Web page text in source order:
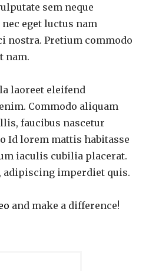
sem neque
eget luctus nam
nostra. Pretium commodo
nam.
laoreet eleifend
Commodo aliquam
faucibus nascetur
Id lorem mattis habitasse
iaculis cubilia placerat.
adipiscing imperdiet quis.
and make a difference!